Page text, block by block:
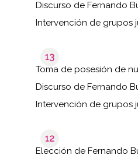
Discurso de Fernando
Intervención de grupos
13
Toma de posesión de
Discurso de Fernando Buesa (2 de 4).
Intervención de grupos
12
Elección de Fernando